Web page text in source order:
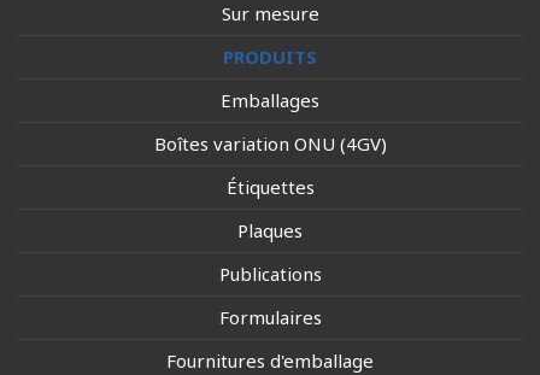
Sur mesure
PRODUITS
Emballages
Boîtes variation ONU (4GV)
Étiquettes
Plaques
Publications
Formulaires
Fournitures d'emballage